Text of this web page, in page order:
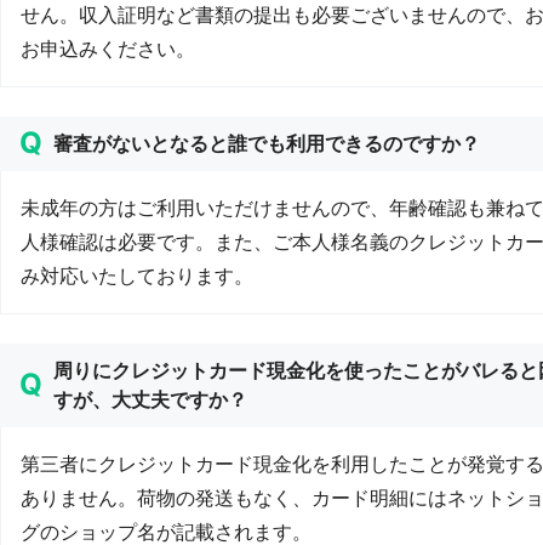
せん。収入証明など書類の提出も必要ございませんので、
お申込みください。
審査がないとなると誰でも利用できるのですか？
未成年の方はご利用いただけませんので、年齢確認も兼ね
人様確認は必要です。また、ご本人様名義のクレジットカ
み対応いたしております。
周りにクレジットカード現金化を使ったことがバレる
すが、大丈夫ですか？
第三者にクレジットカード現金化を利用したことが発覚す
ありません。荷物の発送もなく、カード明細にはネットシ
グのショップ名が記載されます。